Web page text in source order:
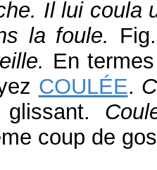
Il lui coula
la foule.
En
COULÉE.
coup de